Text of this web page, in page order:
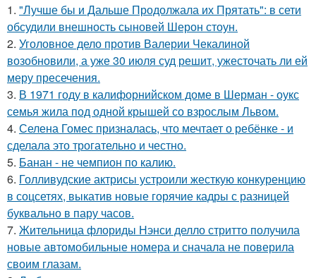
1. "Лучше бы и Дальше Продолжала их Прятать": в сети
обсудили внешность сыновей Шерон стоун.
2. Уголовное дело против Валерии Чекалиной
возобновили, а уже 30 июля суд решит, ужесточать ли ей
меру пресечения.
3. В 1971 году в калифорнийском доме в Шерман - оукс
семья жила под одной крышей со взрослым Львом.
4. Селена Гомес призналась, что мечтает о ребёнке - и
сделала это трогательно и честно.
5. Банан - не чемпион по калию.
6. Голливудские актрисы устроили жесткую конкуренцию
в соцсетях, выкатив новые горячие кадры с разницей
буквально в пару часов.
7. Жительница флориды Нэнси делло стритто получила
новые автомобильные номера и сначала не поверила
своим глазам.